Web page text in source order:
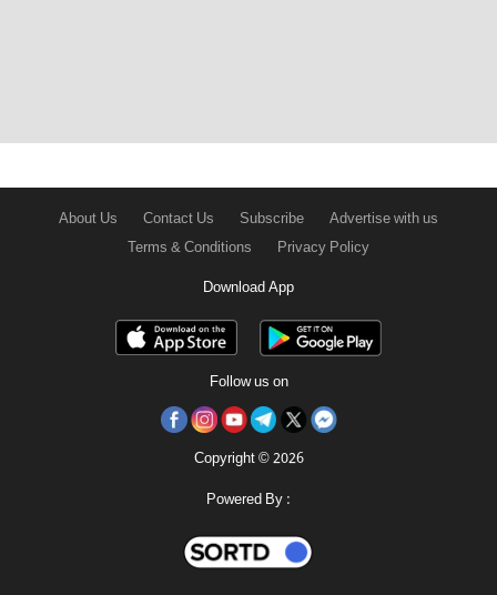
About Us Contact Us Subscribe
Advertise with us
Terms & Conditions
Privacy Policy
Download App
Follow us on
Copyright © 2026
Powered By :